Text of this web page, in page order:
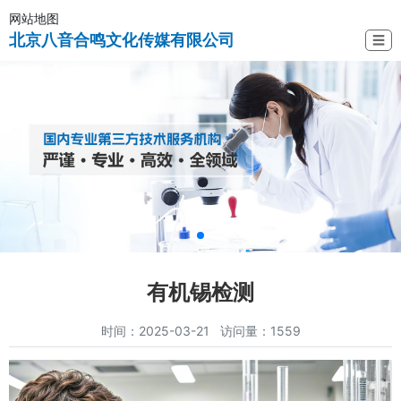
网站地图
北京八音合鸣文化传媒有限公司 ☰
有机锡检测
时间：2025-03-21 访问量：1559